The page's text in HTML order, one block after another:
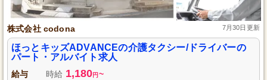
株式会社 codona 7月30日更新
ほっとキッズADVANCEの介護タクシー/ドライバーの
パート・アルバイト求人
給与 時給 1,180円 ~